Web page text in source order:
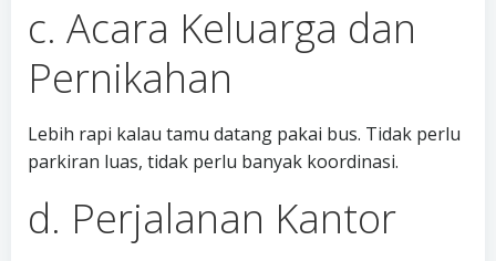
c. Acara Keluarga dan
Pernikahan
Lebih rapi kalau tamu datang pakai bus. Tidak perlu
parkiran luas, tidak perlu banyak koordinasi.
d. Perjalanan Kantor